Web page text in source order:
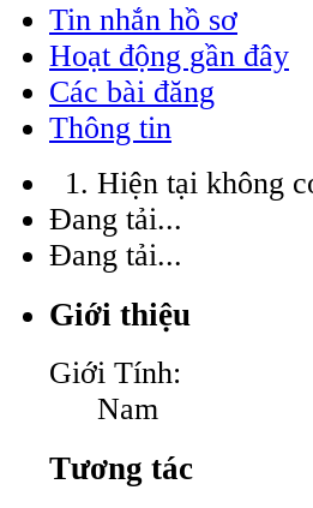
Tin nhắn hồ sơ
Hoạt động gần đây
Các bài đăng
Thông tin
Hiện tại không
Đang tải...
Đang tải...
Giới thiệu
Giới Tính:
Nam
Tương tác